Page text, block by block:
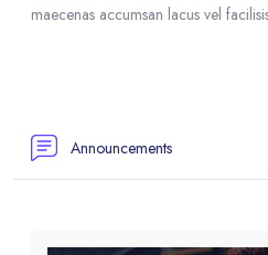
maecenas accumsan lacus vel
Announcements